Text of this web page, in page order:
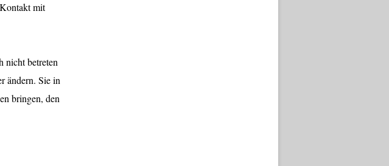
mit
nicht betreten
ändern. Sie in
bringen, den